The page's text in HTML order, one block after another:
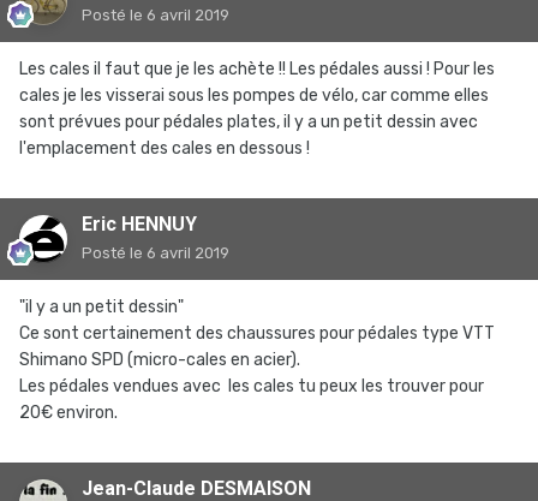
Posté le 6 avril 2019
Les cales il faut que je les achète !! Les pédales aussi ! Pour les
cales je les visserai sous les pompes de vélo, car comme elles
sont prévues pour pédales plates, il y a un petit dessin avec
l'emplacement des cales en dessous !
Eric HENNUY
Posté le 6 avril 2019
"il y a un petit dessin"
Ce sont certainement des chaussures pour pédales type VTT
Shimano SPD (micro-cales en acier).
Les pédales vendues avec les cales tu peux les trouver pour
20€ environ.
Jean-Claude DESMAISON